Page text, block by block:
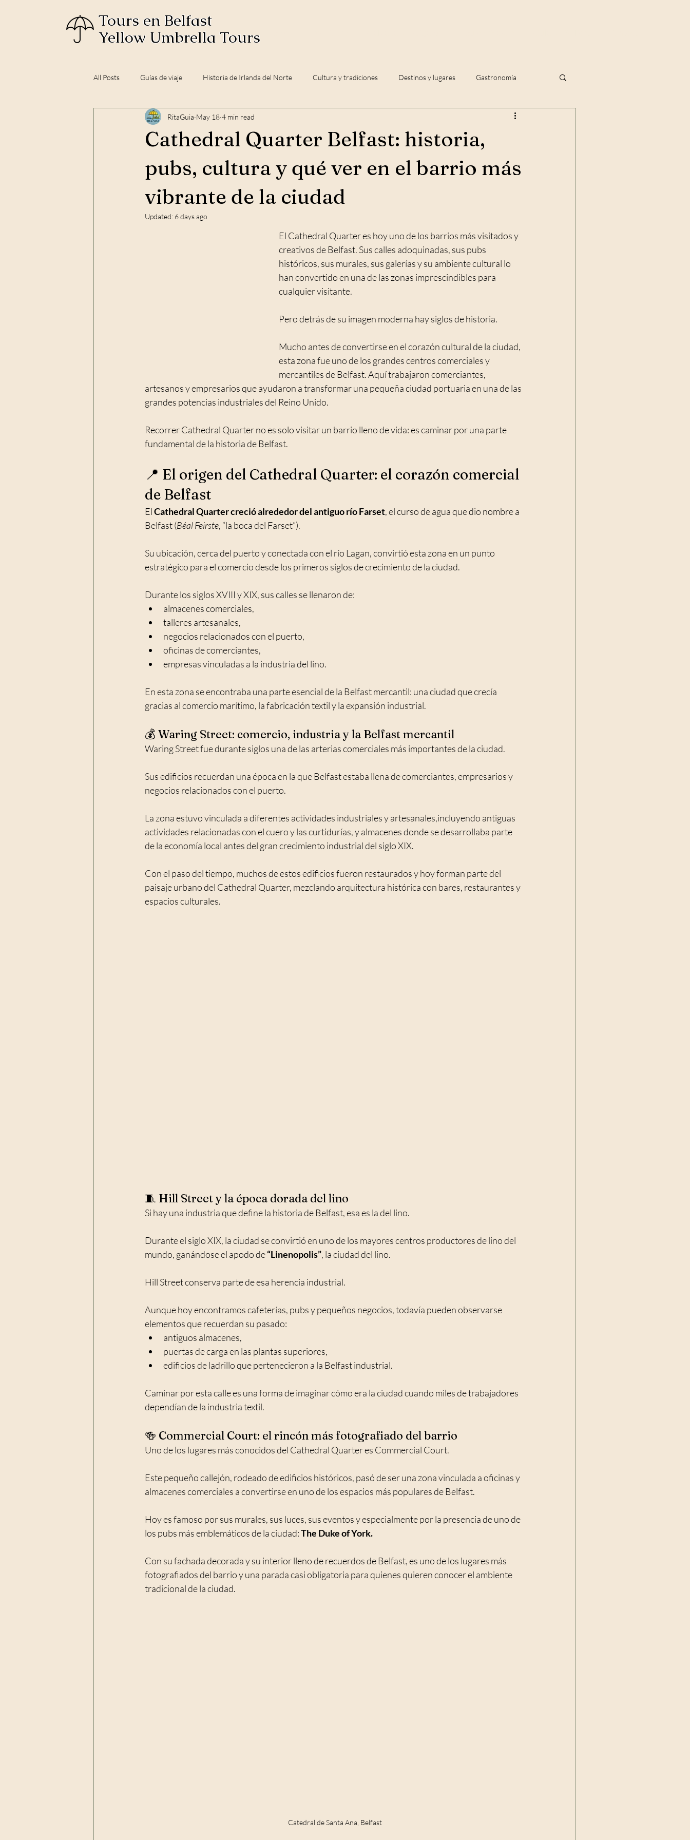
Tours en Belfast
Yellow Umbrella Tours
All Posts Guías de viaje Historia de Irlanda del Norte Cultura y tradiciones Destinos y lugares Gastronomía
Cathedral Quarter Belfast: historia,
pubs, cultura y qué ver en el barrio más
vibrante de la ciudad
RitaGuia May 18 4 min read
Updated: 6 days ago
El Cathedral Quarter es hoy uno de los barrios más visitados y
creativos de Belfast. Sus calles adoquinadas, sus pubs
históricos, sus murales, sus galerías y su ambiente cultural lo
han convertido en una de las zonas imprescindibles para
cualquier visitante.
Pero detrás de su imagen moderna hay siglos de historia.
Mucho antes de convertirse en el corazón cultural de la ciudad,
esta zona fue uno de los grandes centros comerciales y
mercantiles de Belfast. Aquí trabajaron comerciantes,
artesanos y empresarios que ayudaron a transformar una pequeña ciudad portuaria en una de las
grandes potencias industriales del Reino Unido.
Recorrer Cathedral Quarter no es solo visitar un barrio lleno de vida: es caminar por una parte
fundamental de la historia de Belfast.
📍 El origen del Cathedral Quarter: el corazón comercial
de Belfast
El Cathedral Quarter creció alrededor del antiguo río Farset, el curso de agua que dio nombre a
Belfast (Béal Feirste, “la boca del Farset”).
Su ubicación, cerca del puerto y conectada con el río Lagan, convirtió esta zona en un punto
estratégico para el comercio desde los primeros siglos de crecimiento de la ciudad.
Durante los siglos XVIII y XIX, sus calles se llenaron de:
almacenes comerciales,
talleres artesanales,
negocios relacionados con el puerto,
oficinas de comerciantes,
empresas vinculadas a la industria del lino.
En esta zona se encontraba una parte esencial de la Belfast mercantil: una ciudad que crecía
gracias al comercio marítimo, la fabricación textil y la expansión industrial.
💰 Waring Street: comercio, industria y la Belfast mercantil
Waring Street fue durante siglos una de las arterias comerciales más importantes de la ciudad.
Sus edificios recuerdan una época en la que Belfast estaba llena de comerciantes, empresarios y
negocios relacionados con el puerto.
La zona estuvo vinculada a diferentes actividades industriales y artesanales,incluyendo antiguas
actividades relacionadas con el cuero y las curtidurías, y almacenes donde se desarrollaba parte
de la economía local antes del gran crecimiento industrial del siglo XIX.
Con el paso del tiempo, muchos de estos edificios fueron restaurados y hoy forman parte del
paisaje urbano del Cathedral Quarter, mezclando arquitectura histórica con bares, restaurantes y
espacios culturales.
🧵 Hill Street y la época dorada del lino
Si hay una industria que define la historia de Belfast, esa es la del lino.
Durante el siglo XIX, la ciudad se convirtió en uno de los mayores centros productores de lino del
mundo, ganándose el apodo de “Linenopolis”, la ciudad del lino.
Hill Street conserva parte de esa herencia industrial.
Aunque hoy encontramos cafeterías, pubs y pequeños negocios, todavía pueden observarse
elementos que recuerdan su pasado:
antiguos almacenes,
puertas de carga en las plantas superiores,
edificios de ladrillo que pertenecieron a la Belfast industrial.
Caminar por esta calle es una forma de imaginar cómo era la ciudad cuando miles de trabajadores
dependían de la industria textil.
🍻 Commercial Court: el rincón más fotografiado del barrio
Uno de los lugares más conocidos del Cathedral Quarter es Commercial Court.
Este pequeño callejón, rodeado de edificios históricos, pasó de ser una zona vinculada a oficinas y
almacenes comerciales a convertirse en uno de los espacios más populares de Belfast.
Hoy es famoso por sus murales, sus luces, sus eventos y especialmente por la presencia de uno de
los pubs más emblemáticos de la ciudad: The Duke of York.
Con su fachada decorada y su interior lleno de recuerdos de Belfast, es uno de los lugares más
fotografiados del barrio y una parada casi obligatoria para quienes quieren conocer el ambiente
tradicional de la ciudad.
Catedral de Santa Ana, Belfast